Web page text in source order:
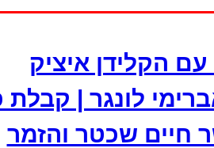
הקלידן איציק
לונגר | קבלת
חיים שכטר והזמר